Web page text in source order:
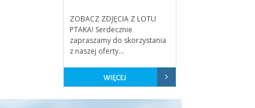
ZOBACZ ZDJĘCIA Z LOTU
PTAKA! Serdecznie
zapraszamy do skorzystania
z naszej oferty...